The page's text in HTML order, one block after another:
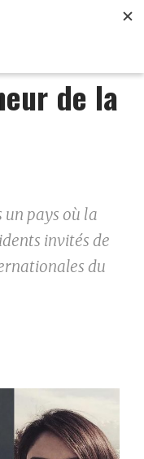
de la
un pays où la
invités de
du